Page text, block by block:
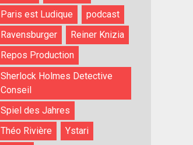
Paris est Ludique
podcast
Ravensburger
Reiner Knizia
Repos Production
Sherlock Holmes Detective
Conseil
Spiel des Jahres
Théo Rivière
Ystari